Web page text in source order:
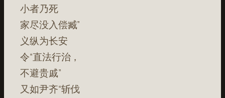
小者乃死
家尽没入偿臧”
义纵为长安
令“直法行治，
不避贵戚”
又如尹齐“斩伐